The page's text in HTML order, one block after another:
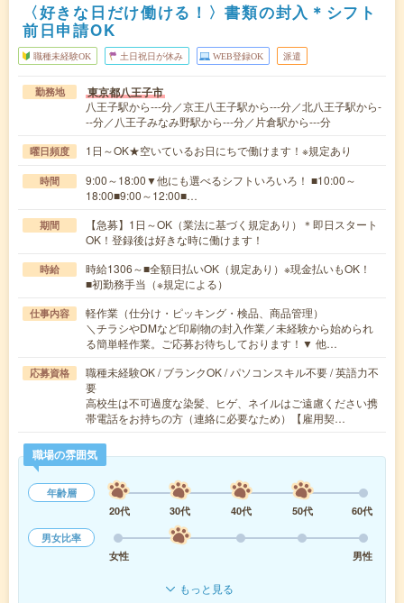
〈好きな日だけ働ける！〉書類の封入＊シフト
前日申請OK
職種未経験OK 土日祝日が休み WEB登録OK 派遣
勤務地 東京都八王子市
八王子駅から---分／京王八王子駅から---分／北八王子駅から-
--分／八王子みなみ野駅から---分／片倉駅から---分
曜日頻度 1日～OK★空いているお日にちで働けます！※規定あり
時間
9:00～18:00▼他にも選べるシフトいろいろ！ ■10:00～
18:00■9:00～12:00■…
期間
【急募】1日～OK（業法に基づく規定あり）＊即日スタート
OK！登録後は好きな時に働けます！
時給
時給1306～■全額日払いOK（規定あり）※現金払いもOK！
■初勤務手当（※規定による）
仕事内容
軽作業（仕分け・ピッキング・検品、商品管理）
＼チラシやDMなど印刷物の封入作業／未経験から始められ
る簡単軽作業。ご応募お待ちしております！▼ 他…
応募資格
職種未経験OK / ブランクOK / パソコンスキル不要 / 英語力不
要
高校生は不可過度な染髪、ヒゲ、ネイルはご遠慮ください携
帯電話をお持ちの方（連絡に必要なため）【雇用契…
職場の雰囲気
年齢層
20代
30代 40代 50代
60代
男女比率
女性
男性
もっと見る